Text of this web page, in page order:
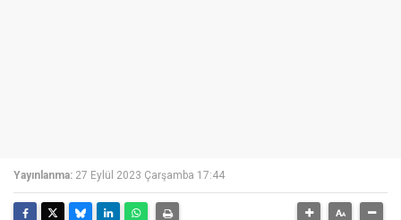
Yayınlanma: 27 Eylül 2023 Çarşamba 17:44